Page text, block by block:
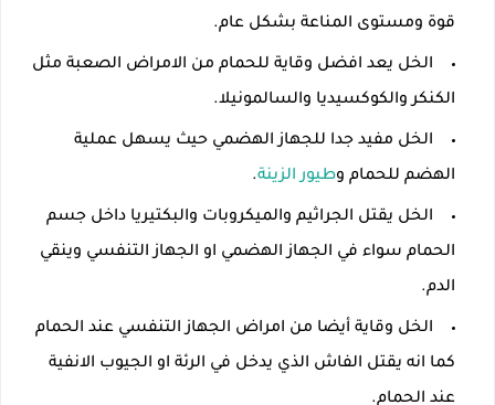
قوة ومستوى المناعة بشكل عام.
الخل يعد افضل وقاية للحمام من الامراض الصعبة مثل
الكنكر والكوكسيديا والسالمونيلا.
الخل مفيد جدا للجهاز الهضمي حيث يسهل عملية
الهضم للحمام وطيور الزينة.
الخل يقتل الجراثيم والميكروبات والبكتيريا داخل جسم
الحمام سواء في الجهاز الهضمي او الجهاز التنفسي وينقي
الدم.
الخل وقاية أيضا من امراض الجهاز التنفسي عند الحمام
كما انه يقتل الفاش الذي يدخل في الرئة او الجيوب الانفية
عند الحمام.